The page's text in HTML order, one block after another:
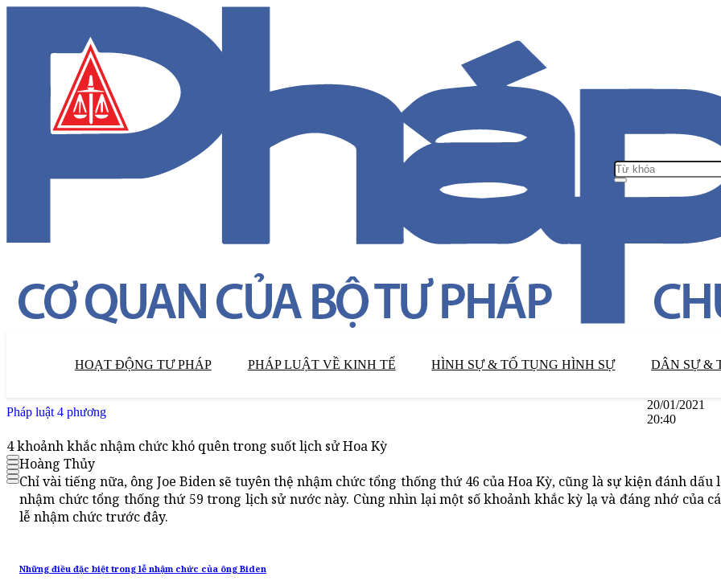
HOẠT ĐỘNG TƯ PHÁP PHÁP LUẬT VỀ KINH TẾ HÌNH SỰ & TỐ TỤNG HÌNH SỰ DÂN SỰ &
Pháp luật 4 phương
20/01/2021
20:40
4 khoảnh khắc nhậm chức khó quên trong suốt lịch sử Hoa Kỳ
Hoàng Thủy
Chỉ vài tiếng nữa, ông Joe Biden sẽ tuyên thệ nhậm chức tổng thống thứ 46 của Hoa Kỳ, cũng là sự kiện đánh dấu
nhậm chức tổng thống thứ 59 trong lịch sử nước này. Cùng nhìn lại một số khoảnh khắc kỳ lạ và đáng nhớ của
lễ nhậm chức trước đây.
Những điều đặc biệt trong lễ nhậm chức của ông Biden